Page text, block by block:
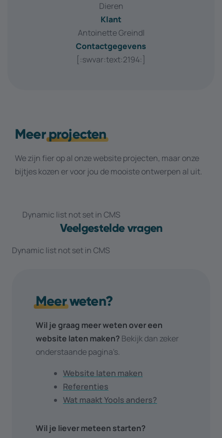
Dieren
Klant
Antoinette Greindl
Contactgegevens
[:swvar:text:2194:]
Meerprojecten
We zijn fier op al onze website projecten, maar onze
bijtjes kozen er voor jou de mooiste ontwerpen al uit.
Dynamic list not set in CMS
Meerweten?
Wil je graag meer weten over een
website laten maken? Bekijk dan zeker
onderstaande pagina's.
Website laten maken
Referenties
Wat maakt Yools anders?
Wil je liever meteen starten?
Veelgestelde vragen
Dynamic list not set in CMS